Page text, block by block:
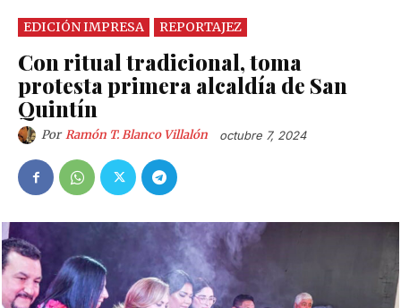
EDICIÓN IMPRESA REPORTAJEZ
Con ritual tradicional, toma
protesta primera alcaldía de San
Quintín
Por Ramón T. Blanco Villalón octubre 7, 2024